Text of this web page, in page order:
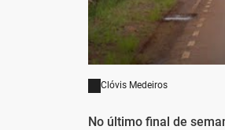
Clóvis Medeiros
No último final de